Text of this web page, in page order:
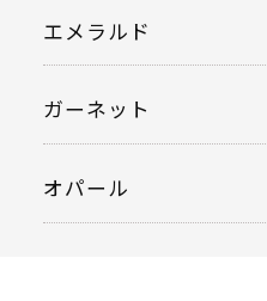
エメラルド
ガーネット
オパール